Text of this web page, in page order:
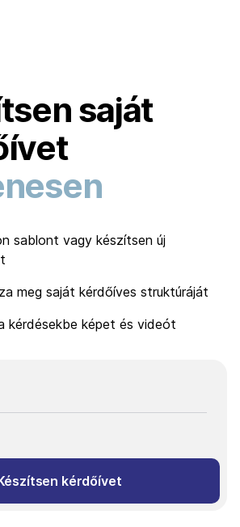
saját
sablont vagy készítsen új
meg saját kérdőíves struktúráját
kérdésekbe képet és videót
kérdőívet